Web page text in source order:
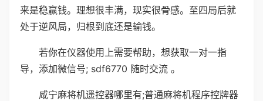
来是稳赢钱。理想很丰满，现实很骨感。至四局后就
处于逆风局，归根到底还是输钱。
若你在仪器使用上需要帮助，想获取一对一指
导，添加微信号; sdf6770 随时交流 。
咸宁麻将机遥控器哪里有;普通麻将机程序控牌器